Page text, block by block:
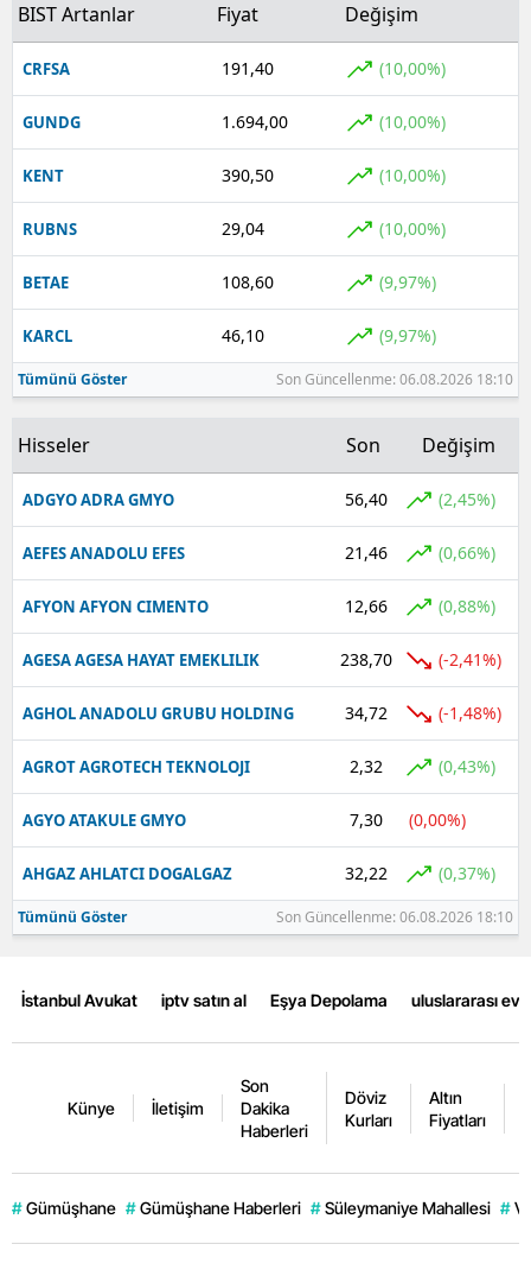
Batman
Iğdır
Yalova
Karabük
Kilis
Osmaniye
BIST Artanlar Fiyat Değişim
CRFSA 191,40 (10,00%)
GUNDG 1.694,00 (10,00%)
KENT 390,50 (10,00%)
RUBNS 29,04 (10,00%)
BETAE 108,60 (9,97%)
KARCL 46,10 (9,97%)
Tümünü Göster Son Güncellenme: 06.08.2026 18:10
Hisseler Son Değişim
ADGYO ADRA GMYO 56,40 (2,45%)
AEFES ANADOLU EFES 21,46 (0,66%)
AFYON AFYON CIMENTO 12,66 (0,88%)
AGESA AGESA HAYAT EMEKLILIK 238,70 (-2,41%)
AGHOL ANADOLU GRUBU HOLDING 34,72 (-1,48%)
AGROT AGROTECH TEKNOLOJI 2,32 (0,43%)
AGYO ATAKULE GMYO 7,30 (0,00%)
AHGAZ AHLATCI DOGALGAZ 32,22 (0,37%)
Tümünü Göster Son Güncellenme: 06.08.2026 18:10
İstanbul Avukat iptv satın al Eşya Depolama uluslararası
Künye İletişim
Son
Dakika
Haberleri
Döviz
Kurları
Altın
Fiyatları
# Gümüşhane # Gümüşhane Haberleri # Süleymaniye Mahallesi #